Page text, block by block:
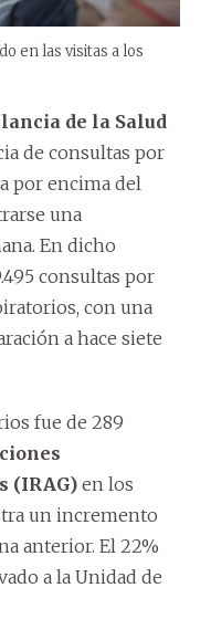
en las visitas a los
de la Salud
de consultas por
por encima del
una
En dicho
consultas por
con una
a hace siete
fue de 289
(IRAG)en los
un incremento
anterior. El 22%
a la Unidad de